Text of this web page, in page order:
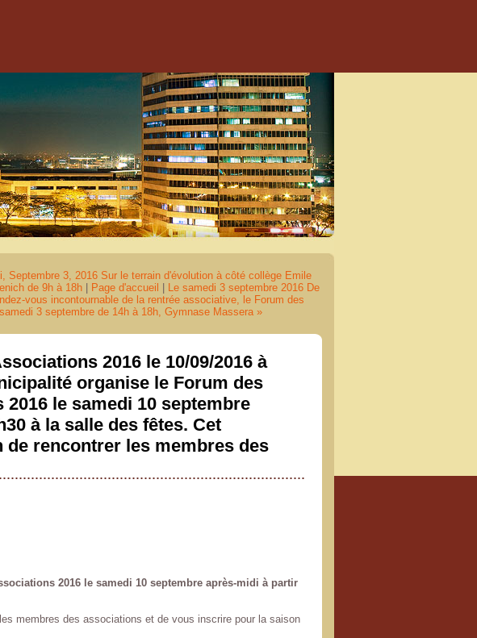
Septembre 3, 2016 Sur le terrain d'évolution à côté collège Emile
de 9h à 18h
Page d'accueil
Le samedi 3 septembre 2016 De
vous incontournable de la rentrée associative, le Forum des
3 septembre de 14h à 18h, Gymnase Massera »
2016 le 10/09/2016 à
organise le Forum des
le samedi 10 septembre
à la salle des fêtes. Cet
de rencontrer les membres des
2016 le samedi 10 septembre après-midi à partir
membres des associations et de vous inscrire pour la saison